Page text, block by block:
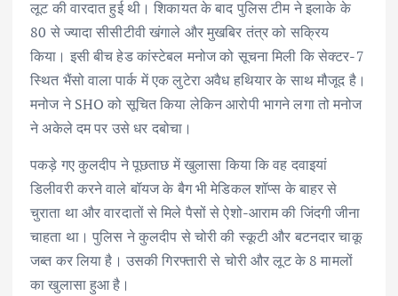
लूट की वारदात हुई थी। शिकायत के बाद पुलिस टीम ने इलाके के
80 से ज्यादा सीसीटीवी खंगाले और मुखबिर तंत्र को सक्रिय
किया। इसी बीच हेड कांस्टेबल मनोज को सूचना मिली कि सेक्टर-7
स्थित भैंसो वाला पार्क में एक लुटेरा अवैध हथियार के साथ मौजूद है।
मनोज ने SHO को सूचित किया लेकिन आरोपी भागने लगा तो मनोज
ने अकेले दम पर उसे धर दबोचा।
पकड़े गए कुलदीप ने पूछताछ में खुलासा किया कि वह दवाइयां
डिलीवरी करने वाले बॉयज के बैग भी मेडिकल शॉप्स के बाहर से
चुराता था और वारदातों से मिले पैसों से ऐशो-आराम की जिंदगी जीना
चाहता था। पुलिस ने कुलदीप से चोरी की स्कूटी और बटनदार चाकू
जब्त कर लिया है। उसकी गिरफ्तारी से चोरी और लूट के 8 मामलों
का खुलासा हुआ है।